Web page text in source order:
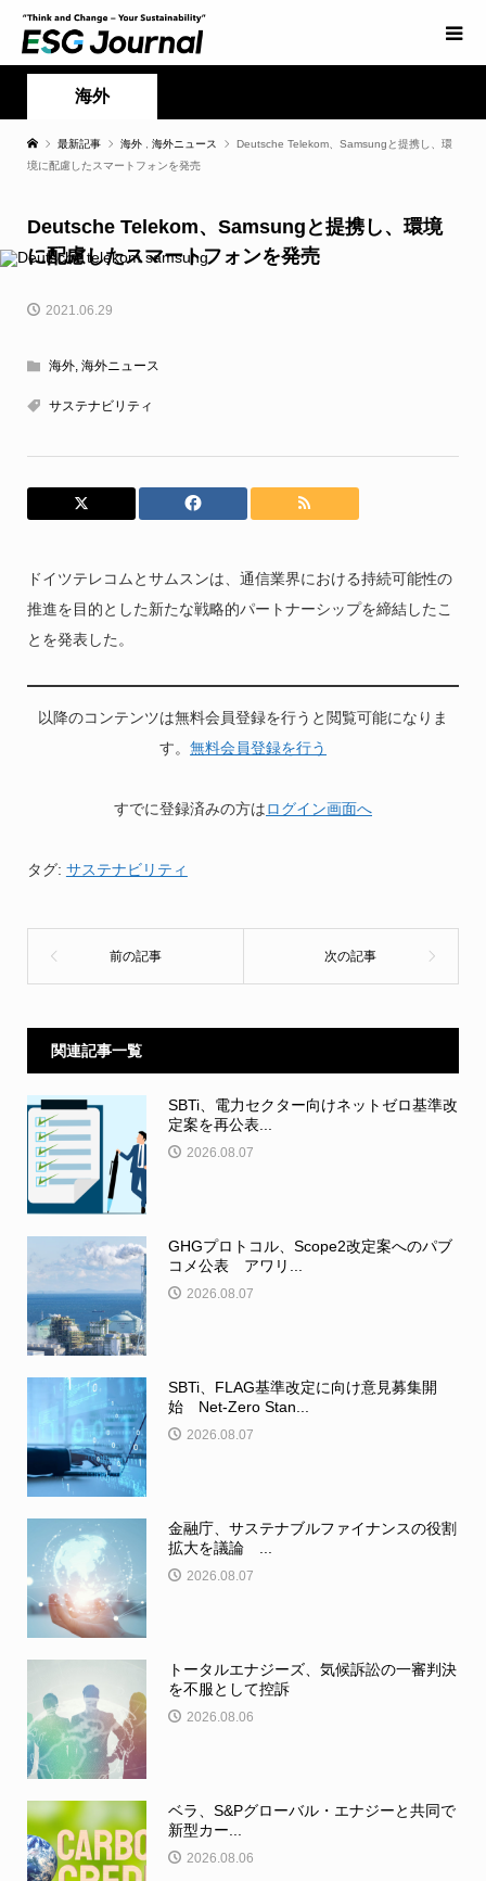
海外
最新記事 海外 海外ニュース
Deutsche Telekom、Samsungと提携し、環
境に配慮したスマートフォンを発売
Deutsche Telekom、Samsungと提携し、環境
に配慮したスマートフォンを発売
2021.06.29
海外, 海外ニュース
サステナビリティ
ドイツテレコムとサムスンは、通信業界における持続可能性の
推進を目的とした新たな戦略的パートナーシップを締結したこ
とを発表した。
以降のコンテンツは無料会員登録を行うと閲覧可能になりま
す。 無料会員登録を行う
すでに登録済みの方はログイン画面へ
タグ: サステナビリティ
関連記事一覧
SBTi、電力セクター向けネットゼロ基準改
定案を再公表...
2026.08.07
GHGプロトコル、Scope2改定案へのパブ
コメ公表 アワリ...
2026.08.07
SBTi、FLAG基準改定に向け意見募集開
始 Net-Zero Stan...
2026.08.07
金融庁、サステナブルファイナンスの役割
拡大を議論 ...
2026.08.07
トータルエナジーズ、気候訴訟の一審判決
を不服として控訴
2026.08.06
ベラ、S&Pグローバル・エナジーと共同で
新型カー...
2026.08.06